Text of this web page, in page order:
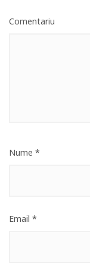
Comentariu
Nume *
Email *